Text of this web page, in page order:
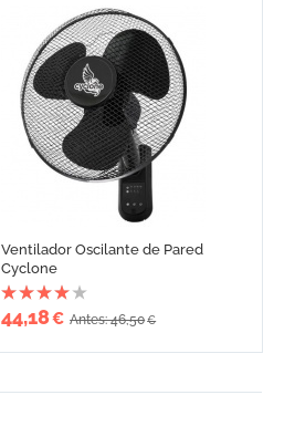
Ventilador Oscilante de Pared
Cyclone
44,18€ Antes: 46,50€